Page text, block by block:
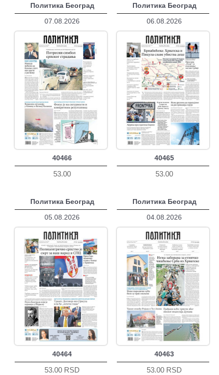
Политика Београд
07.08.2026
40466
53.00
Политика Београд
06.08.2026
40465
53.00
Политика Београд
05.08.2026
40464
53.00 RSD
Политика Београд
04.08.2026
40463
53.00 RSD